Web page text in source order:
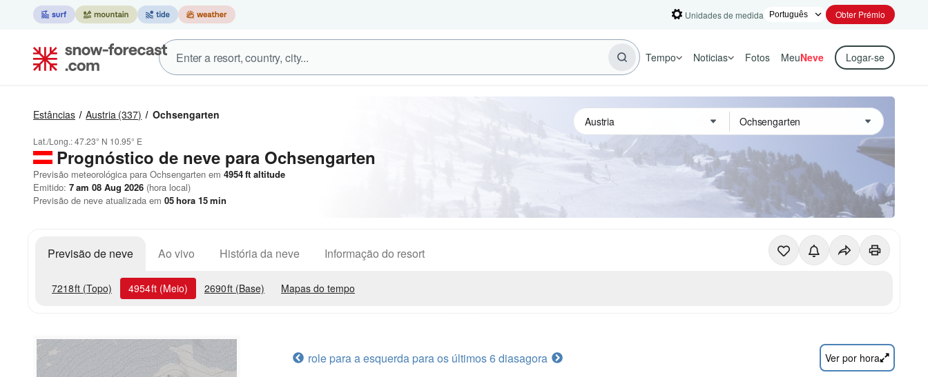
Unidades de medida Obter Prémio
Tempo Noticias Fotos MeuNeve Logar-se
Estâncias Austria (337) Ochsengarten
Lat./Long.:47.23° N 10.95° E
Prognóstico de neve para Ochsengarten
Previsão meteorológica para Ochsengarten em 4954ft altitude
Emitido: 7 am 08 Aug 2026 (hora local)
Previsão de neve atualizada em 05hora 15min
Previsão de neve Ao vivo História da neve Informação do resort
7218ft (Topo) 4954ft (Meio) 2690ft (Base) Mapas do tempo
role para a esquerda para os últimos 6 diasagora Ver por hora